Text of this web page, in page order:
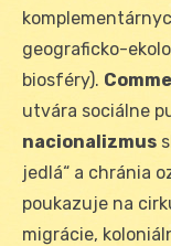
geograficko-
biosféry).
utvára sociálne
nacionalizmus
jedlá“ a chránia
poukazuje na
migrácie,